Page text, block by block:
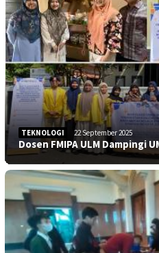
TEKNOLOGI 22 September 2025
Dosen FMIPA ULM Dampingi